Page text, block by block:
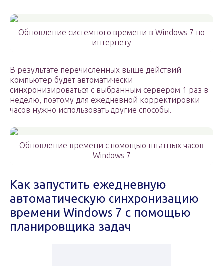
Обновление системного времени в Windows 7 по
интернету
В результате перечисленных выше действий
компьютер будет автоматически
синхронизироваться с выбранным сервером 1 раз в
неделю, поэтому для ежедневной корректировки
часов нужно использовать другие способы.
Обновление времени с помощью штатных часов
Windows 7
Как запустить ежедневную
автоматическую синхронизацию
времени Windows 7 с помощью
планировщика задач